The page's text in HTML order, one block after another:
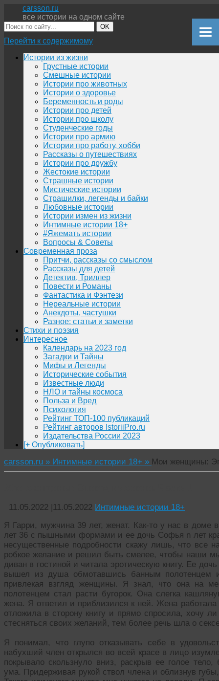
carsson.ru
все истории на одном сайте
OK
Перейти к содержимому
Истории из жизни
Грустные истории
Смешные истории
Истории про животных
Истории о здоровье
Беременность и роды
Истории про детей
Истории про школу
Студенческие годы
Истории про армию
Истории про работу, хобби
Рассказы о путешествиях
Истории про дружбу
Жестокие истории
Страшные истории
Мистические истории
Страшилки, легенды и байки
Любовные истории
Истории измен из жизни
Интимные истории 18+
#Яжемать истории
Вопросы & Советы
Современная проза
Притчи, рассказы со смыслом
Рассказы для детей
Детектив, Триллер
Повести и Романы
Фантастика и Фэнтези
Нереальные истории
Анекдоты, частушки
Разное: статьи и заметки
Стихи и поэзия
Интересное
Календарь на 2023 год
Загадки и Тайны
Мифы и Легенды
Исторические события
Известные люди
НЛО и тайны космоса
Польза и Вред
Психология
Рейтинг ТОП-100 публикаций
Рейтинг авторов IstoriiPro.ru
Издательства России 2023
[+ Опубликовать]
carsson.ru » Интимные истории 18+ » Мои женщины:
11.05.2022 |11.05.2022 Интимные истории 18+
Я Гарри, мужчина 39 лет, женат. Как-то у нас в доме
лет 36 с пышными формами и ее дочь Софья n лет
несущественные подробности скажу лишь, что все
робкое желание и решил быть смелее, чтобы наши
диван в гостиной и читала эротическую книгу. Ее
вышел из душа обмотавшись банным полотенцем
привлекая взгляд женщины. Я знал, что она на
полотенцем стал расти бугорок. Она слегка
жена. Я ответил и приблизился к ней. Жена
отложила в сторону книгу и прямо спросила, хочу
стесняться своих желаний, тем более речь шла о
Я понимал, что глупо отказывать себе в
набухший член открылся во всей красе в лицо
покрывало скользнуло вниз, раскрыв ее голое
ума. Придерживая рукой ствол члена и облизнув